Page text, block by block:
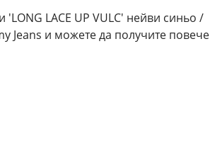
LACE UP VULC' нейви синьо /
Jeans и можете да получите повече